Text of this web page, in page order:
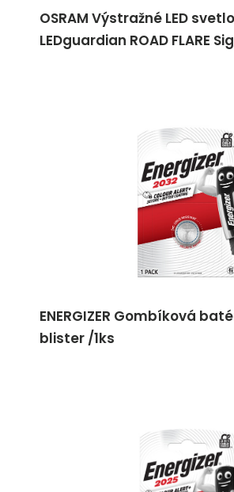
OSRAM Výstražné LED
LEDguardian ROAD FLARE
ENERGIZER Gombíková
blister /1ks